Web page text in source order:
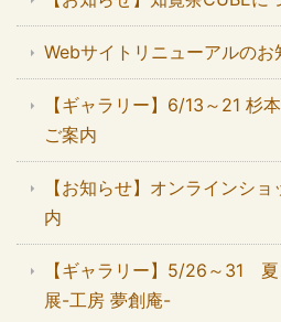
Webサイトリニューアルのお
【ギャラリー】6/13～21 杉
ご案内
【お知らせ】オンラインシ
内
【ギャラリー】5/26～31
展-工房 夢創庵-